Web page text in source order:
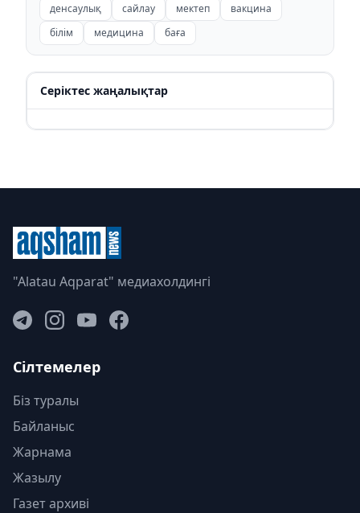
денсаулық
сайлау мектеп
вакцина
білім
медицина баға
Серіктес жаңалықтар
"Alatau Aqparat" медиахолдингі
Сілтемелер
Біз туралы
Байланыс
Жарнама
Жазылу
Газет архиві